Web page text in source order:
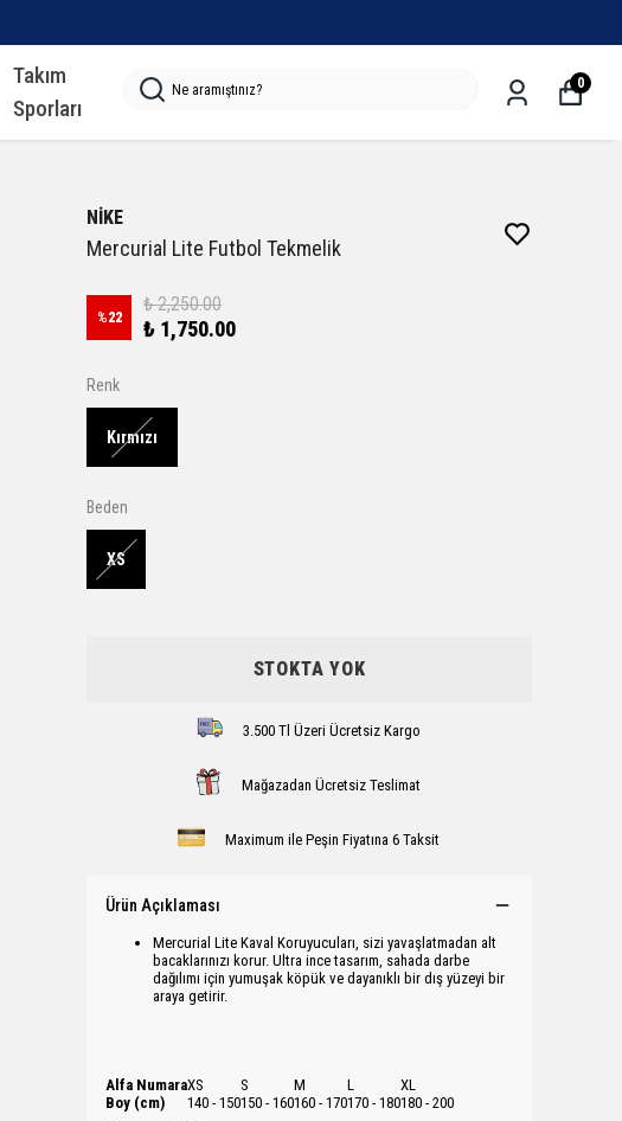
Takım
Sporları
0
NİKE
Mercurial Lite Futbol Tekmelik
%22
₺ 2,250.00
₺ 1,750.00
Renk
Kırmızı
Beden
XS
STOKTA YOK
3.500 Tl Üzeri Ücretsiz Kargo
Mağazadan Ücretsiz Teslimat
Maximum ile Peşin Fiyatına 6 Taksit
Ürün Açıklaması
Mercurial Lite Kaval Koruyucuları, sizi yavaşlatmadan alt
bacaklarınızı korur. Ultra ince tasarım, sahada darbe
dağılımı için yumuşak köpük ve dayanıklı bir dış yüzeyi bir
araya getirir.
Alfa NumaraXS S M L
XL
Boy (cm)
140 - 150150 - 160160 - 170170 - 180180 - 200